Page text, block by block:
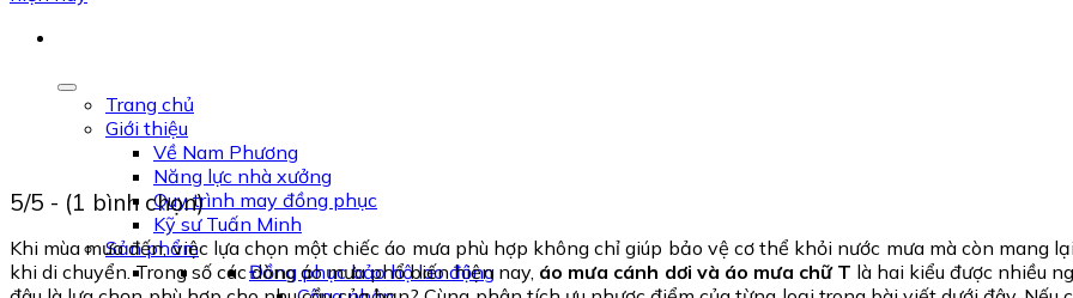
Trang chủ
Giới thiệu
Về Nam Phương
Năng lực nhà xưởng
Quy trình may đồng phục
Kỹ sư Tuấn Minh
Sản phẩm
Đồng phục bảo hộ lao động
5/5 - (1 bình chọn)
Khi mùa mưa đến, việc lựa chọn một chiếc áo mưa phù hợp không chỉ giúp bảo vệ cơ thể khỏi nước mưa mà còn mang
khi di chuyển. Trong số các dòng áo mưa phổ biến hiện nay, áo mưa cánh dơi và áo mưa chữ T là hai kiểu được nhiều